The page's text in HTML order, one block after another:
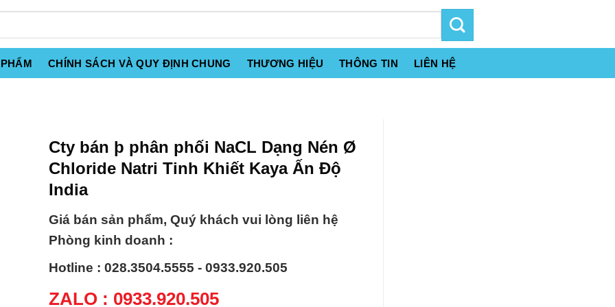
CHÍNH SÁCH VÀ QUY ĐỊNH CHUNG THƯƠNG HIỆU THÔNG TIN LIÊN HỆ
Cty bán þ phân phối NaCL Dạng Nén Ø
Chloride Natri Tinh Khiết Kaya Ấn Độ
India
Giá bán sản phẩm, Quý khách vui lòng liên hệ
Phòng kinh doanh :
Hotline : 028.3504.5555 - 0933.920.505
ZALO : 0933.920.505